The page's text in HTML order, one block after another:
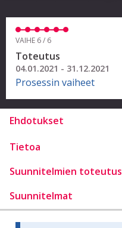
VAIHE 6 / 6
Toteutus
04.01.2021 - 31.12.2021
Prosessin vaiheet
Ehdotukset
Tietoa
Suunnitelmien toteutus
Suunnitelmat